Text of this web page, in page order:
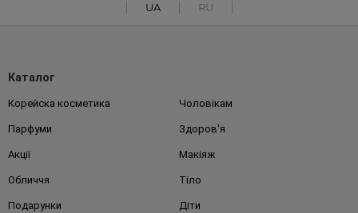
UA RU
Каталог
Корейска косметика Чоловікам
Парфуми Здоров'я
Акції Макіяж
Обличчя Тіло
Подарунки Діти